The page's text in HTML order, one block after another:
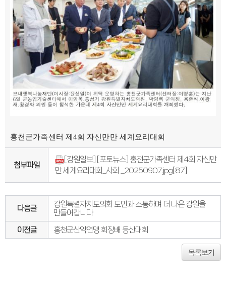
홍천군가족센터 제4회 자신만만 세계요리대회
첨부파일
[강원일보] [포토뉴스] 홍천군가족센터 제4회 자신만
만 세계요리대회_사회 _20250907.jpg [87]
다음글
강원특별자치도의회 도민과 소통하며 더 나은 강원을
만들어갑니다
이전글
홍천군산악연맹 회장배 등산대회
목록보기